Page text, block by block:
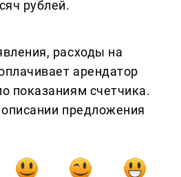
рублей.
расходы на
арендатор
показаниям счетчика.
предложения